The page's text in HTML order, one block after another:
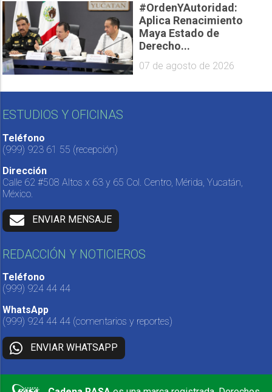
#OrdenYAutoridad:
Aplica Renacimiento
Maya Estado de
Derecho...
07 de agosto de 2026
ESTUDIOS Y OFICINAS
Teléfono
(999) 923 61 55 (recepción)
Dirección
Calle 62 #508 Altos x 63 y 65 Col. Centro, Mérida, Yucatán,
México.
ENVIAR MENSAJE
REDACCIÓN Y NOTICIEROS
Teléfono
(999) 924 44 44
WhatsApp
(999) 924 44 44 (comentarios y reportes)
ENVIAR WHATSAPP